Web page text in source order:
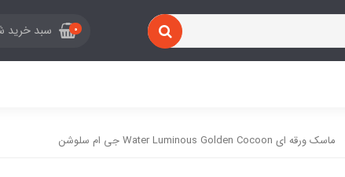
0 سبد خرید
ماسک ورقه ای Water Luminous Golden Cocoon جی ام سلوشن